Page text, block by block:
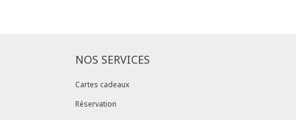
NOS SERVICES
Cartes cadeaux
Réservation